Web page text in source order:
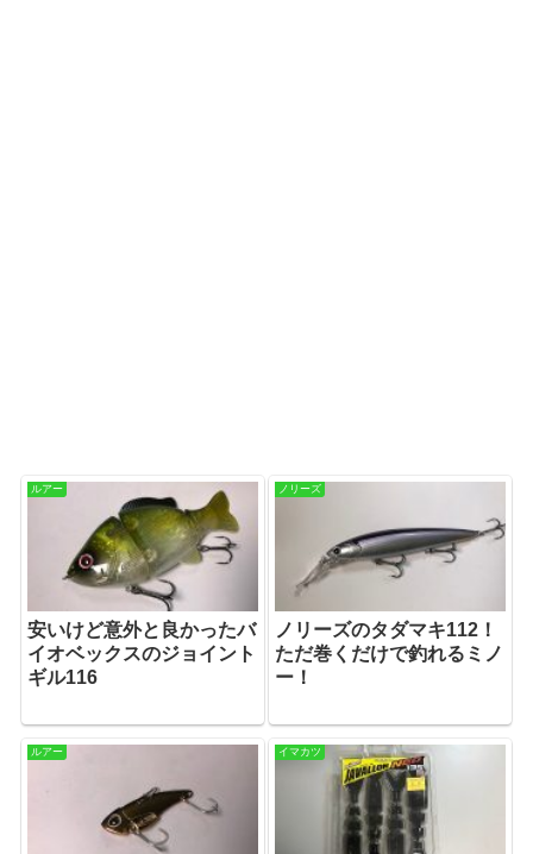
ルアー
安いけど意外と良かったバ
イオベックスのジョイント
ギル116
ノリーズ
ノリーズのタダマキ112！
ただ巻くだけで釣れるミノ
ー！
ルアー イマカツ